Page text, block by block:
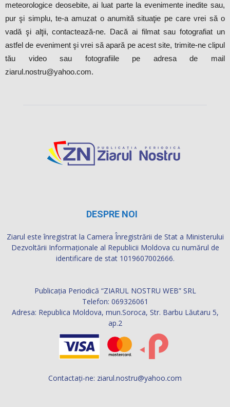
meteorologice deosebite, ai luat parte la evenimente inedite sau,
pur şi simplu, te-a amuzat o anumită situaţie pe care vrei să o
vadă şi alţii, contactează-ne. Dacă ai filmat sau fotografiat un
astfel de eveniment şi vrei să apară pe acest site, trimite-ne clipul
tău video sau fotografiile pe adresa de mail
ziarul.nostru@yahoo.com.
DESPRE NOI
Ziarul este înregistrat la Camera Înregistrării de Stat a Ministerului
Dezvoltării Informaţionale al Republicii Moldova cu numărul de
identificare de stat 1019607002666.
Publicația Periodică “ZIARUL NOSTRU WEB” SRL
Telefon: 069326061
Adresa: Republica Moldova, mun.Soroca, Str. Barbu Lăutaru 5,
ap.2
Contactați-ne: ziarul.nostru@yahoo.com